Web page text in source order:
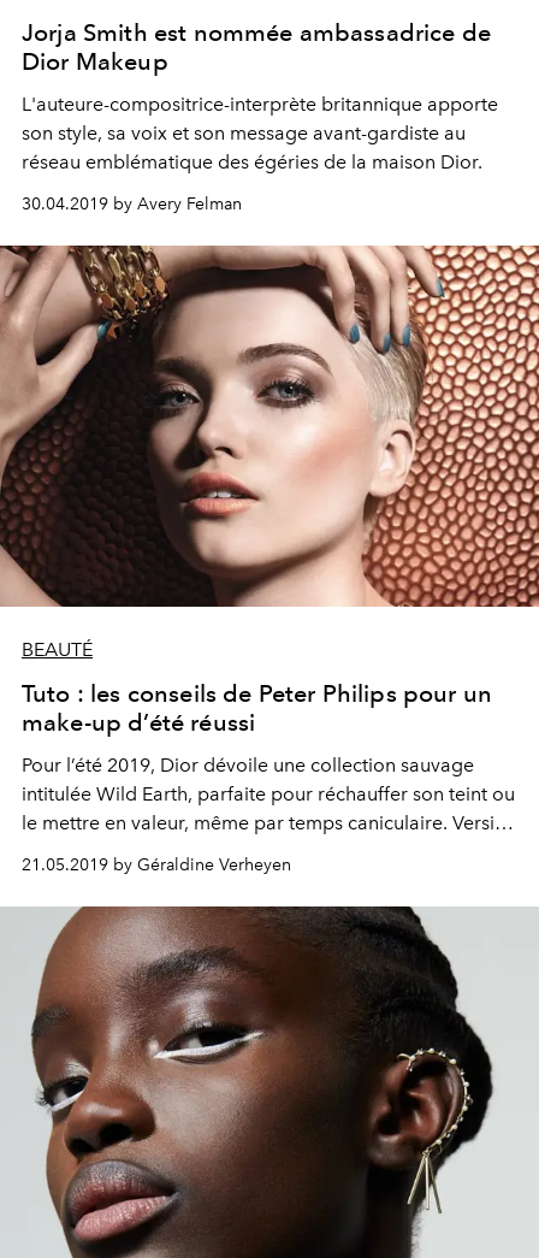
Jorja Smith est nommée ambassadrice de
Dior Makeup
L'auteure-compositrice-interprète britannique apporte
son style, sa voix et son message avant-gardiste au
réseau emblématique des égéries de la maison Dior.
30.04.2019 by Avery Felman
BEAUTÉ
Tuto : les conseils de Peter Philips pour un
make-up d’été réussi
Pour l’été 2019, Dior dévoile une collection sauvage
intitulée Wild Earth, parfaite pour réchauffer son teint ou
le mettre en valeur, même par temps caniculaire. Version
nude upgradé d’un bleu électrique hypnotisant ou
version pêche pour un teint estival, voici deux tutos
beauté mettant en scène cette collection must-have pour
un summer look ultra désirable.
21.05.2019 by Géraldine Verheyen